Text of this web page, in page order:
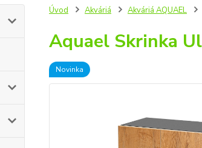
Úvod Akváriá Akváriá AQUAEL
Aquael Skrinka
Novinka